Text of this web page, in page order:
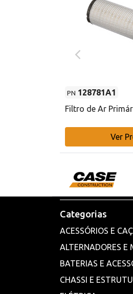
PN 128781A1
Filtro de Ar
Ver
Categorias
ACESSÓRIOS E
ALTERNADORES E
BATERIAS E
CHASSI E